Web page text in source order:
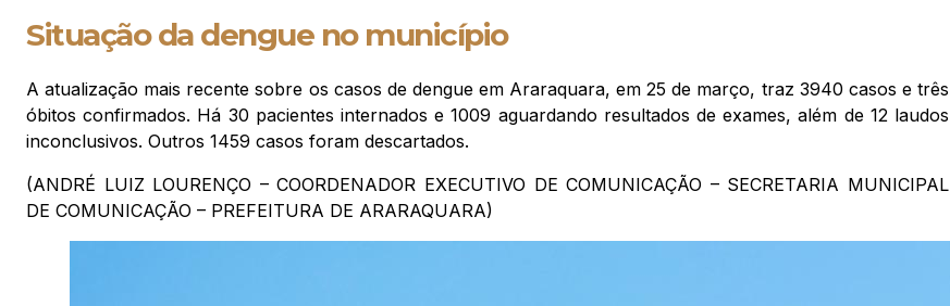
Situação da dengue no município
A atualização mais recente sobre os casos de dengue em Araraquara, em 25 de março, traz 3940 casos e três
óbitos confirmados. Há 30 pacientes internados e 1009 aguardando resultados de exames, além de 12 laudos
inconclusivos. Outros 1459 casos foram descartados.
(ANDRÉ LUIZ LOURENÇO – COORDENADOR EXECUTIVO DE COMUNICAÇÃO – SECRETARIA MUNICIPAL
DE COMUNICAÇÃO – PREFEITURA DE ARARAQUARA)